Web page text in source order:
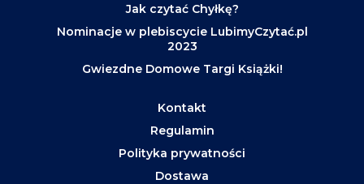
Jak czytać Chyłkę?
Nominacje w plebiscycie LubimyCzytać.pl
2023
Gwiezdne Domowe Targi Książki!
Kontakt
Regulamin
Polityka prywatności
Dostawa